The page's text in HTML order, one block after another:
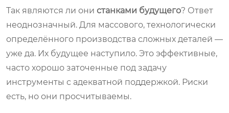
Так являются ли они станками будущего? Ответ
неоднозначный. Для массового, технологически
определённого производства сложных деталей —
уже да. Их будущее наступило. Это эффективные,
часто хорошо заточенные под задачу
инструменты с адекватной поддержкой. Риски
есть, но они просчитываемы.